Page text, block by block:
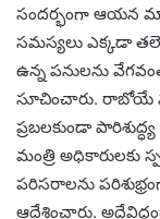
సందర్భంగా ఆయన
సమస్యలు ఎక్కడా
ఉన్న పనులను
సూచించారు. రాబోయే
ప్రబలకుండా
మంత్రి అధికారులకు
పరిసరాలను
ఆదేశించారు.